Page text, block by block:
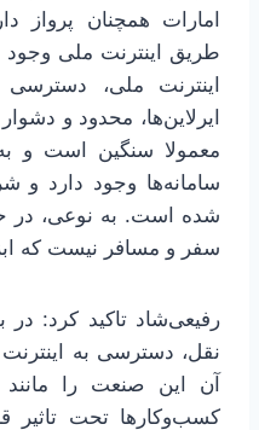
امارات همچنان پرواز
طریق اینترنت ملی وجود
اینترنت ملی، دسترسی
ایرلاین‌ها، محدود و
معمولا سنگین است و
سامانه‌ها وجود دارد و
شده است. به نوعی، در
سفر و مسافر نیست که
رفیعی‌شاد تاکید کرد:
نقل، دسترسی به
آن این صنعت را
کسب‌وکارها تحت تاثیر